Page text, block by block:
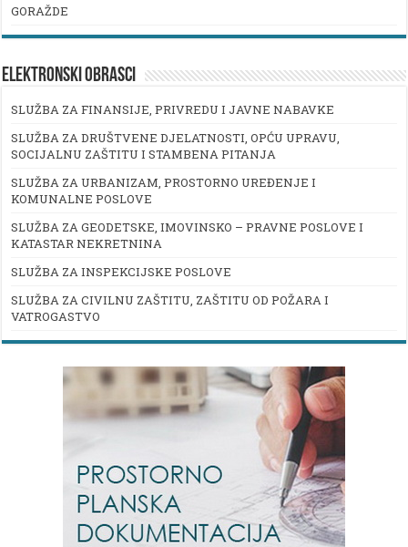
GORAŽDE
ELEKTRONSKI OBRASCI
SLUŽBA ZA FINANSIJE, PRIVREDU I JAVNE NABAVKE
SLUŽBA ZA DRUŠTVENE DJELATNOSTI, OPĆU UPRAVU,
SOCIJALNU ZAŠTITU I STAMBENA PITANJA
SLUŽBA ZA URBANIZAM, PROSTORNO UREĐENJE I
KOMUNALNE POSLOVE
SLUŽBA ZA GEODETSKE, IMOVINSKO – PRAVNE POSLOVE I
KATASTAR NEKRETNINA
SLUŽBA ZA INSPEKCIJSKE POSLOVE
SLUŽBA ZA CIVILNU ZAŠTITU, ZAŠTITU OD POŽARA I
VATROGASTVO